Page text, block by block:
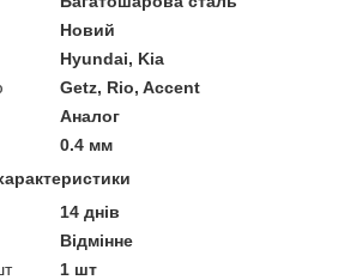
Новий
Hyundai, Kia
Getz, Rio, Accent
Аналог
0.4 мм
14 днів
Відмінне
1 шт